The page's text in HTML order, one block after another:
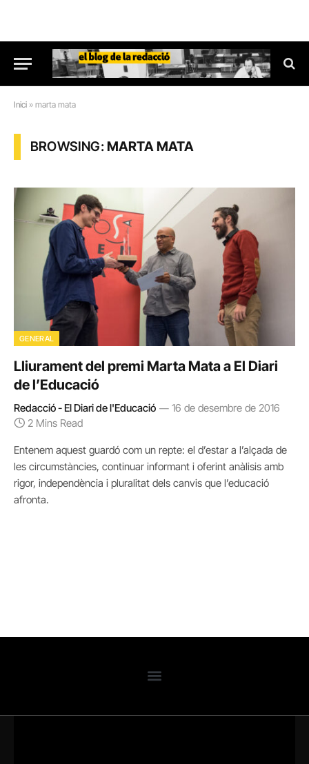
Inici » marta mata
BROWSING:MARTA MATA
GENERAL
Lliurament del premi Marta Mata a El Diari
de l’Educació
Redacció - El Diari de l'Educació
16 de desembre de 2016
2 Mins Read
Entenem aquest guardó com un repte: el d’estar a l’alçada de
les circumstàncies, continuar informant i oferint anàlisis amb
rigor, independència i pluralitat dels canvis que l’educació
afronta.